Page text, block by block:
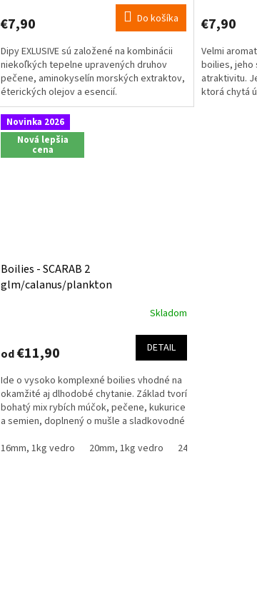
€7,90 Do košíka
Dipy EXLUSIVE sú založené na kombinácii
niekoľkých tepelne upravených druhov
pečene, aminokyselín morských extraktov,
éterických olejov a esencií.
€7,90
Velmi
boilies, jeho
atraktivitu.
ktorá chytá
Novinka 2026
Nová lepšia
cena
Boilies - SCARAB 2
glm/calanus/plankton
Skladom
od€11,90 DETAIL
Ide o vysoko komplexné boilies vhodné na
okamžité aj dlhodobé chytanie. Základ tvorí
bohatý mix rybích múčok, pečene, kukurice
a semien, doplnený o mušle a sladkovodné
16mm, 1kg vedro
20mm, 1kg vedro 24mm, 1kg vedro